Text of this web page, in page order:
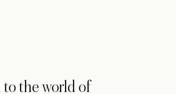
to the world of